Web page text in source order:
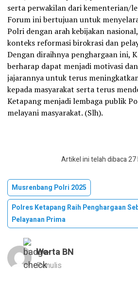
serta perwakilan dari kementerian/
Forum ini bertujuan untuk
Polri dengan arah kebijakan
konteks reformasi birokrasi dan
Dengan diraihnya penghargaan ini,
berharap dapat menjadi motivasi
jajarannya untuk terus
kepada masyarakat serta terus
Ketapang menjadi lembaga publik
melayani masyarakat. (Slh).
Artikel ini telah dibaca 27
Musrenbang Polri 2025
Polres Ketapang Raih Penghargaan
Pelayanan Prima
Warta BN
Penulis